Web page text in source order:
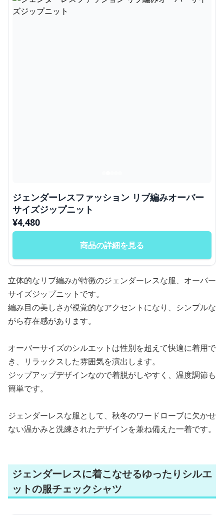
ジェンダーレスファッション リブ編みオーバー
サイズジップニット
¥4,480
商品の詳細を見る
立体的なリブ編みが特徴のジェンダーレスな服、オーバー
サイズジップニットです。
編み目の美しさが視覚的なアクセントになり、シンプルな
がら存在感があります。
オーバーサイズのシルエットは性別を超えて快適に着用で
き、リラックスした雰囲気を演出します。
ジップアップデザインなので着脱がしやすく、温度調節も
簡単です。
ジェンダーレスな服として、秋冬のワードローブに欠かせ
ない温かみと洗練されたデザインを兼ね備えた一着です。
ジェンダーレスに着こなせるゆったりシルエ
ットの服チェックシャツ